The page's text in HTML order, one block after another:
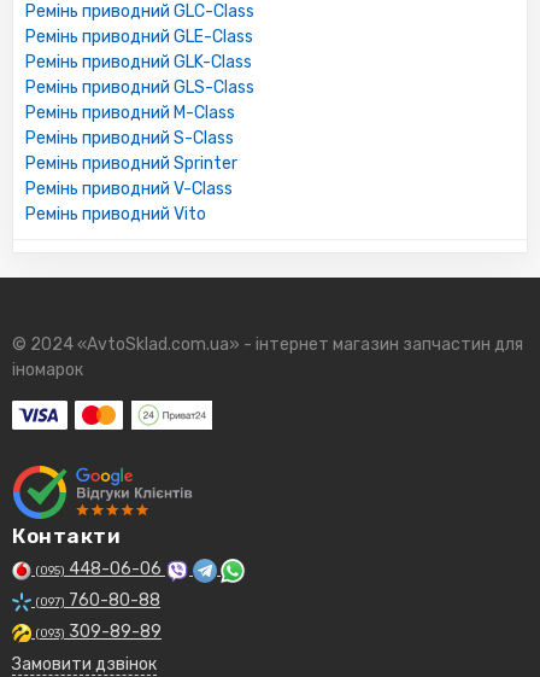
Ремінь приводний GLC-Class
Ремінь приводний GLE-Class
Ремінь приводний GLK-Class
Ремінь приводний GLS-Class
Ремінь приводний M-Class
Ремінь приводний S-Class
Ремінь приводний Sprinter
Ремінь приводний V-Class
Ремінь приводний Vito
© 2024 «AvtoSklad.com.ua» - інтернет магазин запчастин для
іномарок
Контакти
(095) 448-06-06
(097) 760-80-88
(093) 309-89-89
Замовити дзвінок